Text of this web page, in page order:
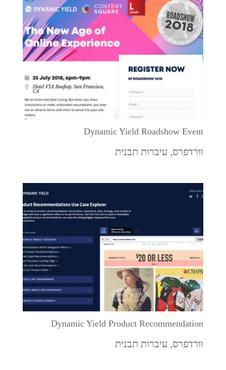
Dynamic Yield Roadshow Event
וורדפרס, עיברות תבנית
Dynamic Yield Product Recommendation
וורדפרס, עיברות תבנית